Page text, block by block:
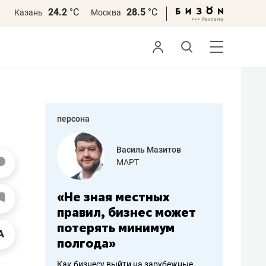
Казань 24.2 °С Москва 28.5 °С
персона
работа
Василь Мазитов
МАРТ
«Не зная местных
правил, бизнес может
потерять минимум
полгода»